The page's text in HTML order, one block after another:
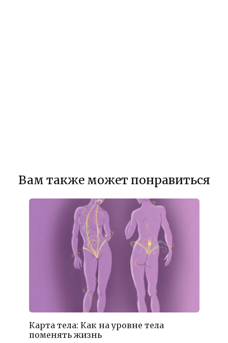
Вам также может понравиться
Карта тела: Как на уровне тела
поменять жизнь